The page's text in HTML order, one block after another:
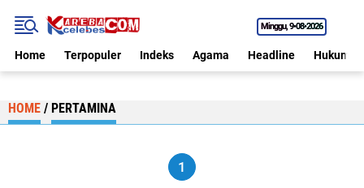
Minggu 9•08•2026
Home Terpopuler Indeks Agama Headline Hukum
HOME / PERTAMINA
1